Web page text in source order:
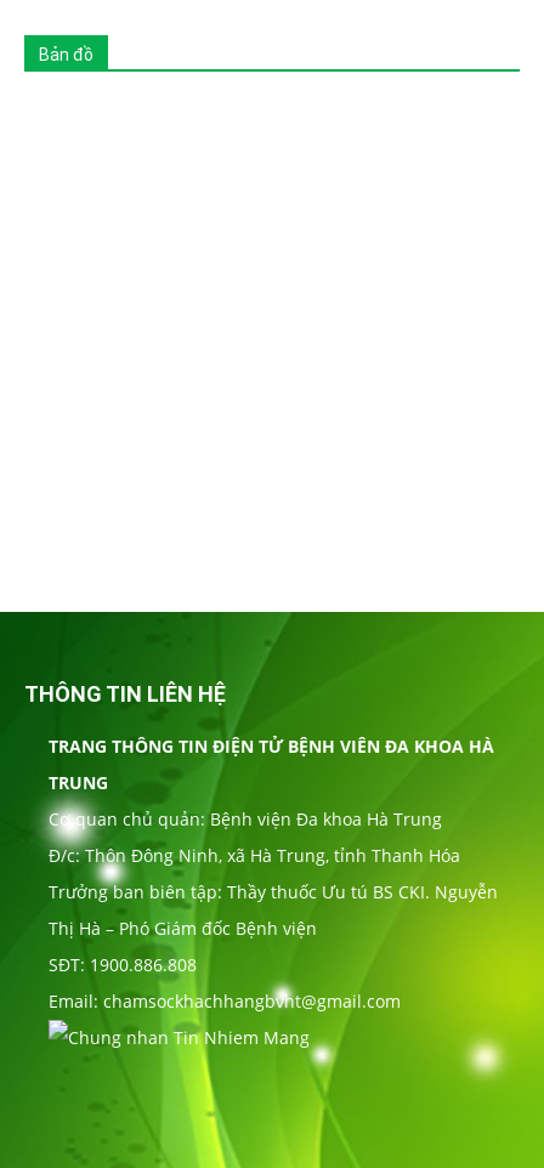
Bản đồ
THÔNG TIN LIÊN HỆ
TRANG THÔNG TIN ĐIỆN TỬ BỆNH VIÊN ĐA KHOA HÀ
TRUNG
Cơ quan chủ quản: Bệnh viện Đa khoa Hà Trung
Đ/c: Thôn Đông Ninh, xã Hà Trung, tỉnh Thanh Hóa
Trưởng ban biên tập: Thầy thuốc Ưu tú BS CKI. Nguyễn
Thị Hà – Phó Giám đốc Bệnh viện
SĐT: 1900.886.808
Email: chamsockhachhangbvht@gmail.com